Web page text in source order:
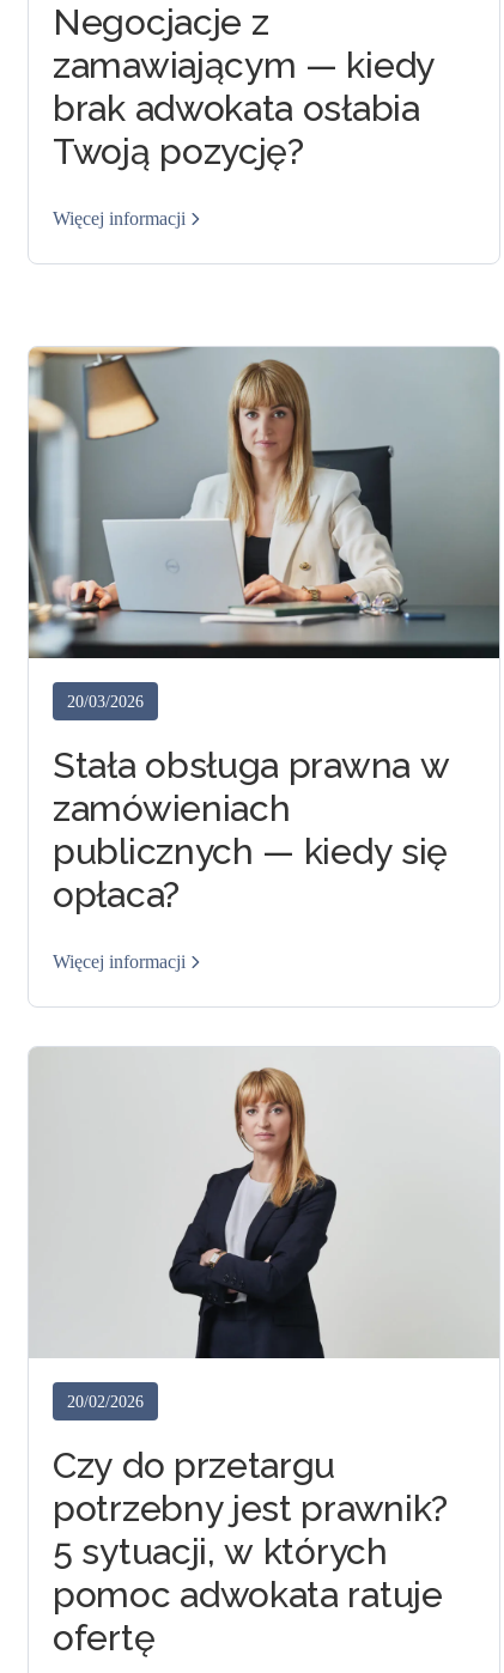
Negocjacje z
zamawiającym — kiedy
brak adwokata osłabia
Twoją pozycję?
Więcej informacji
20/03/2026
Stała obsługa prawna w
zamówieniach
publicznych — kiedy się
opłaca?
Więcej informacji
20/02/2026
Czy do przetargu
potrzebny jest prawnik?
5 sytuacji, w których
pomoc adwokata ratuje
ofertę